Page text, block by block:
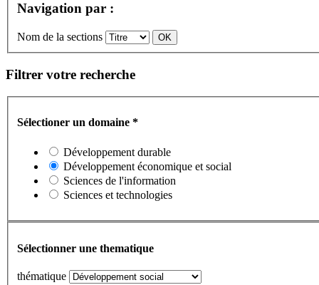
Navigation par :
Nom de la sections
Filtrer votre recherche
Sélectioner un domaine *
Développement durable
Développement économique et social
Sciences de l'information
Sciences et technologies
Sélectionner une thematique
thématique